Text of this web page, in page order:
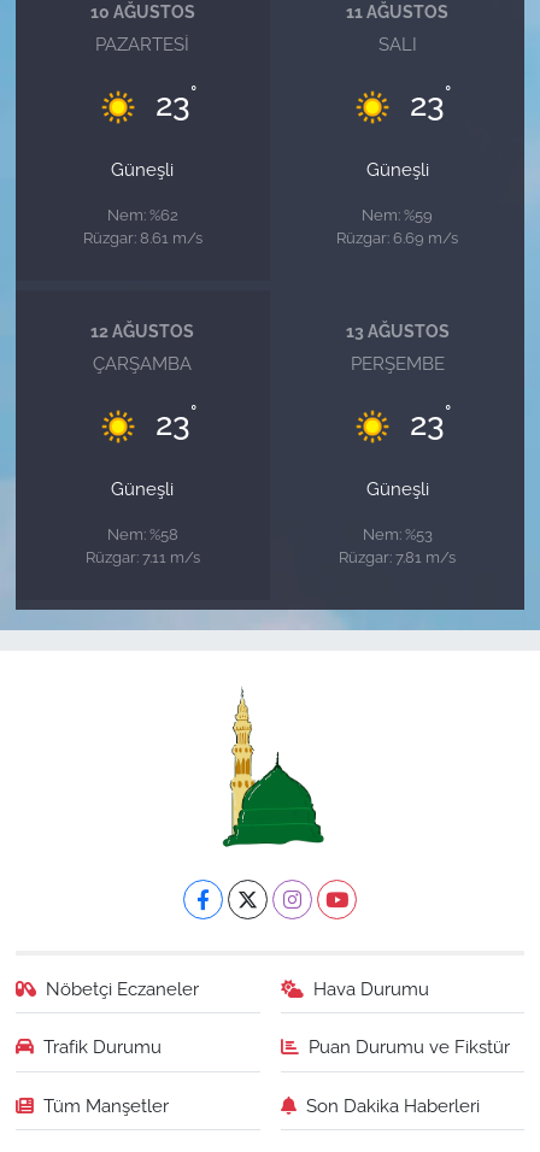
10 AĞUSTOS
PAZARTESI
23°
Güneşli
Nem: %62
Rüzgar: 8.61 m/s
11 AĞUSTOS
SALI
23°
Güneşli
Nem: %59
Rüzgar: 6.69 m/s
12 AĞUSTOS
ÇARŞAMBA
23°
Güneşli
Nem: %58
Rüzgar: 7.11 m/s
13 AĞUSTOS
PERŞEMBE
23°
Güneşli
Nem: %53
Rüzgar: 7.81 m/s
Nöbetçi Eczaneler Hava Durumu
Trafik Durumu Puan Durumu ve Fikstür
Tüm Manşetler Son Dakika Haberleri